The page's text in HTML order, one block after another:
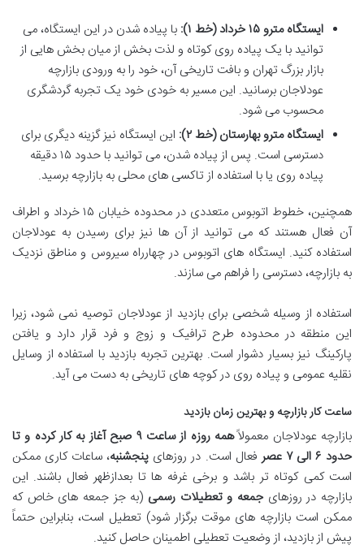
ایستگاه مترو ۱۵ خرداد (خط ۱):
با پیاده شدن در این ایستگاه، می
توانید با یک پیاده روی کوتاه و لذت بخش از میان بخش هایی از
بازار بزرگ تهران و بافت تاریخی آن، خود را به ورودی بازارچه
عودلاجان برسانید. این مسیر به خودی خود یک تجربه گردشگری
محسوب می شود.
ایستگاه مترو بهارستان (خط ۲):
این ایستگاه نیز گزینه دیگری برای
دسترسی است. پس از پیاده شدن، می توانید با حدود ۱۵ دقیقه
پیاده روی یا با استفاده از تاکسی های محلی به بازارچه برسید.
همچنین، خطوط اتوبوس متعددی در محدوده خیابان ۱۵ خرداد و اطراف
آن فعال هستند که می توانید از آن ها نیز برای رسیدن به عودلاجان
استفاده کنید. ایستگاه های اتوبوس در چهارراه سیروس و مناطق نزدیک
به بازارچه، دسترسی را فراهم می سازند.
استفاده از وسیله شخصی برای بازدید از عودلاجان توصیه نمی شود، زیرا
این منطقه در محدوده طرح ترافیک و زوج و فرد قرار دارد و یافتن
پارکینگ نیز بسیار دشوار است. بهترین تجربه بازدید با استفاده از وسایل
نقلیه عمومی و پیاده روی در کوچه های تاریخی به دست می آید.
ساعت کار بازارچه و بهترین زمان بازدید
بازارچه عودلاجان معمولاً
همه روزه از ساعت ۹ صبح آغاز به کار کرده و تا
حدود ۶ الی ۷ عصر
فعال است. در روزهای پنجشنبه، ساعات کاری ممکن
است کمی کوتاه تر باشد و برخی غرفه ها تا بعدازظهر فعال باشند. این
بازارچه در روزهایجمعه و تعطیلات رسمی (به جز جمعه های خاص که
ممکن است بازارچه های موقت برگزار شود) تعطیل است، بنابراین حتماً
پیش از بازدید، از وضعیت تعطیلی اطمینان حاصل کنید.